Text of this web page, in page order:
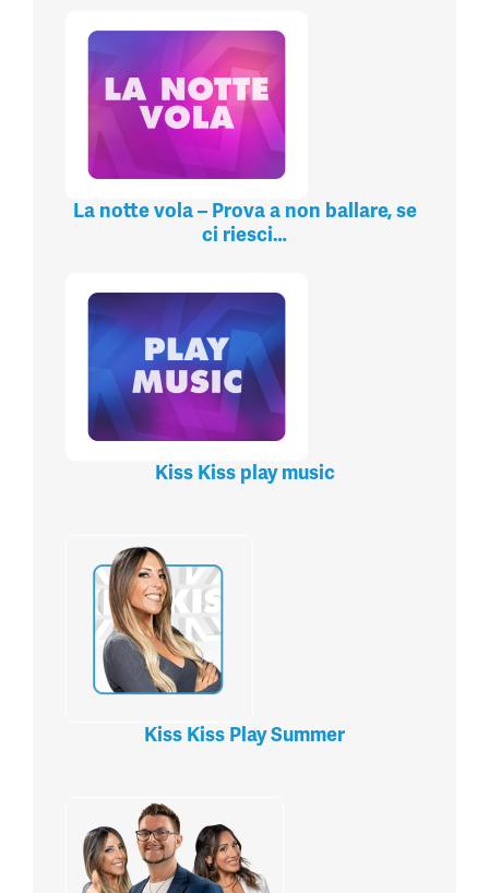
La notte vola – Prova a non ballare, se
ci riesci…
Kiss Kiss play music
Kiss Kiss Play Summer